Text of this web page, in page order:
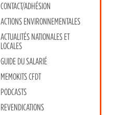
CONTACT/ADHÉSION
ACTIONS ENVIRONNEMENTALES
ACTUALITÉS NATIONALES ET
LOCALES
GUIDE DU SALARIÉ
MEMOKITS CFDT
PODCASTS
REVENDICATIONS